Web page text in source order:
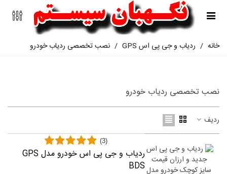
خانه / ردیاب و جی پی اس GPS / نصب تخصصی ردیاب خودرو
نصب تخصصی ردیاب خودرو
ردیف
ردیاب و جی پی اس خودرو مدل GPS
BDS
(3)